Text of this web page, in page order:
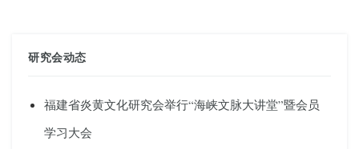
研究会动态
福建省炎黄文化研究会举行“海峡文脉大讲堂”暨会员
学习大会